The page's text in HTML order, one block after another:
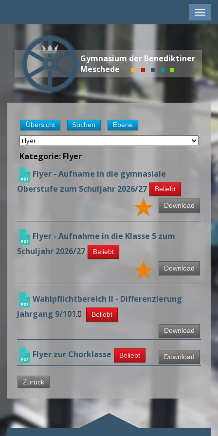
Gymnasium der Benediktiner
Meschede
Übersicht Suchen Ebene
Kategorie: Flyer
Flyer - Aufname in die gymnasiale
Oberstufe zum Schuljahr 2026/27
Beliebt
Download
Flyer - Aufnahme in die Klasse 5 zum
Schuljahr 2026/27
Beliebt
Download
Wahlpflichtbereich II - Differenzierung
Jahrgang 9/101.0 Beliebt
Download
Flyer zur Chorklasse Beliebt Download
Zurück